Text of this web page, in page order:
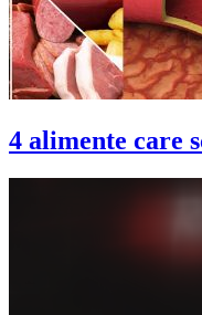
4 alimente care